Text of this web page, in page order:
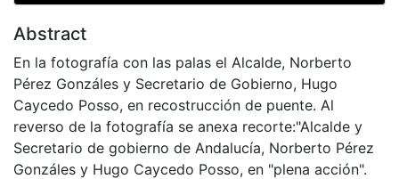
Abstract
En la fotografía con las palas el Alcalde, Norberto
Pérez Gonzáles y Secretario de Gobierno, Hugo
Caycedo Posso, en recostrucción de puente. Al
reverso de la fotografía se anexa recorte:"Alcalde y
Secretario de gobierno de Andalucía, Norberto Pérez
Gonzáles y Hugo Caycedo Posso, en "plena acción".